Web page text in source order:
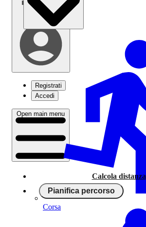
Registrati
Accedi
Open main menu
Calcola distanza
Pianifica percorso
Corsa